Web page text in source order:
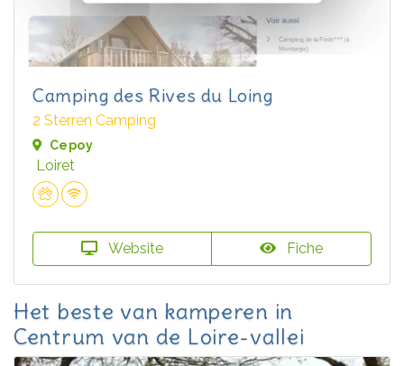
Camping des Rives du Loing
2 Sterren Camping
Cepoy
Loiret
Website Fiche
Het beste van kamperen in
Centrum van de Loire-vallei